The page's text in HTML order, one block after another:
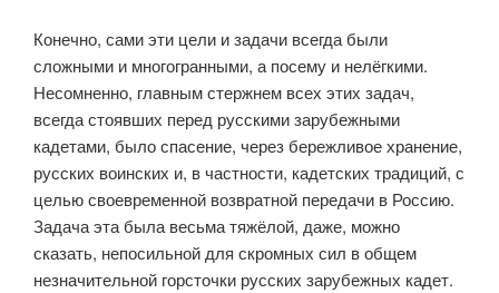
Конечно, сами эти цели и задачи всегда были
сложными и многогран­ными, а посему и нелёгкими.
Несомненно, главным стержнем всех этих задач,
всегда стоявших перед русскими зарубежными
кадетами, было спа­сение, через бережливое хранение,
русских воинских и, в частности, кадет­ских традиций, с
целью своевременной возвратной передачи в Россию.
Задача эта была весьма тяжёлой, даже, можно
сказать, непосильной для скромных сил в общем
незначительной горсточки русских зарубежных кадет.